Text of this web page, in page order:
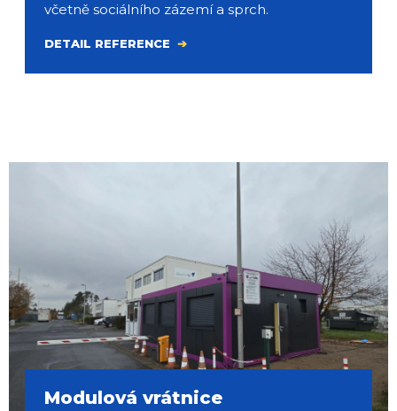
včetně sociálního zázemí a sprch.
DETAIL REFERENCE
Modulová vrátnice